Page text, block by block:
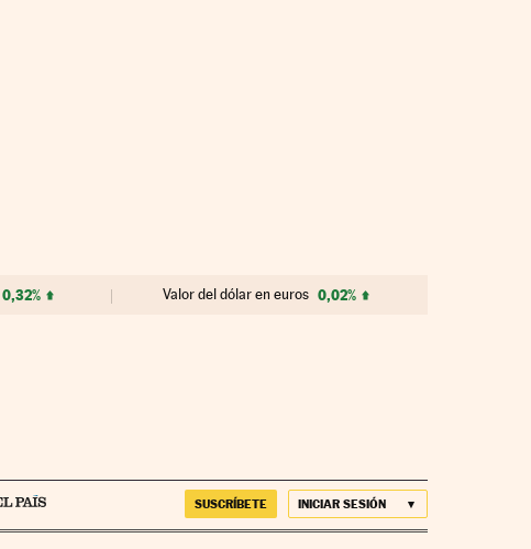
0,32% Valor del dólar en euros 0,02%
SUSCRÍBETE INICIAR SESIÓN